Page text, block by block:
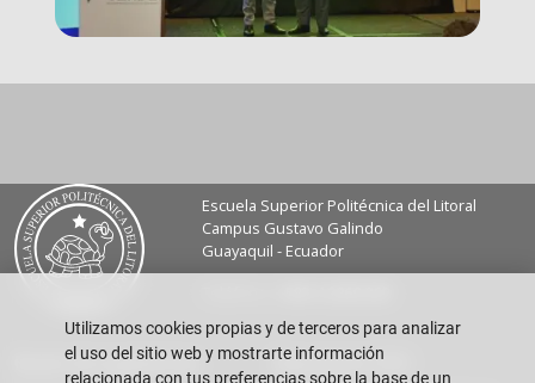
Escuela Superior Politécnica del Litoral
Campus Gustavo Galindo
Guayaquil - Ecuador
Buzón de sugerencias Repositorio FIEC
Utilizamos cookies propias y de terceros para analizar
el uso del sitio web y mostrarte información
relacionada con tus preferencias sobre la base de un